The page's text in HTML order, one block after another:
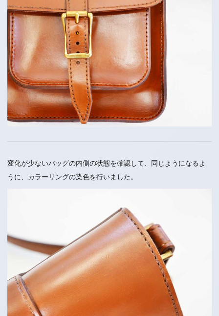
変化が少ないバッグの内側の状態を確認して、同じようになるよ
うに、カラーリングの染色を行いました。